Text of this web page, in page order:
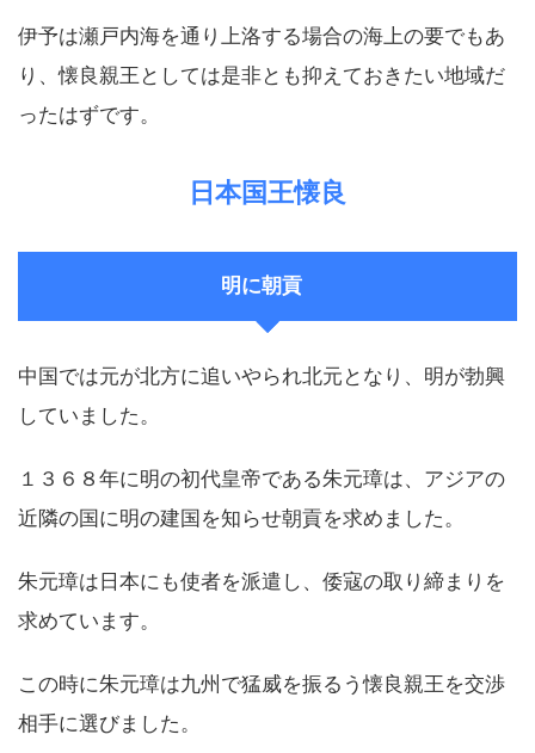
伊予は瀬戸内海を通り上洛する場合の海上の要でもあ
り、懐良親王としては是非とも抑えておきたい地域だ
ったはずです。
日本国王懐良
明に朝貢
中国では元が北方に追いやられ北元となり、明が勃興
していました。
１３６８年に明の初代皇帝である朱元璋は、アジアの
近隣の国に明の建国を知らせ朝貢を求めました。
朱元璋は日本にも使者を派遣し、倭寇の取り締まりを
求めています。
この時に朱元璋は九州で猛威を振るう懐良親王を交渉
相手に選びました。